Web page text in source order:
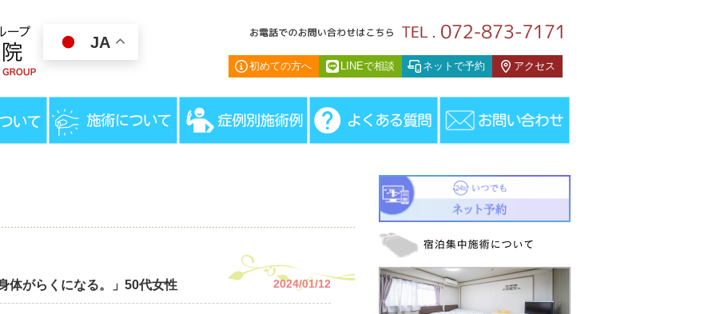
JA
初めての方へ LINEで相談 ネットで予約 アクセス
患者様の声
HOME＞ 患者様の声＞ 「治療を受けた後はとても身体がらくになる。」50代女性
2024/01/12
体がらくになる。」50代女性